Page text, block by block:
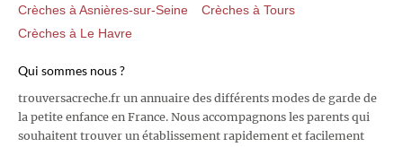
Crèches à Asnières-sur-Seine
Crèches à Tours
Crèches à Le Havre
Qui sommes nous ?
trouversacreche.fr un annuaire des différents modes de garde de
la petite enfance en France. Nous accompagnons les parents qui
souhaitent trouver un établissement rapidement et facilement